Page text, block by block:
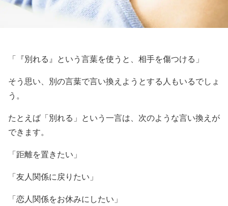
「『別れる』という言葉を使うと、相手を傷つける」
そう思い、別の言葉で言い換えようとする人もいるでしょ
う。
たとえば「別れる」という一言は、次のような言い換えが
できます。
「距離を置きたい」
「友人関係に戻りたい」
「恋人関係をお休みにしたい」